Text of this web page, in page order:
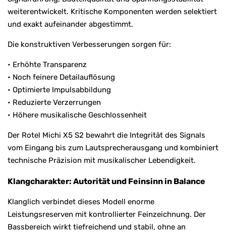
weiterentwickelt. Kritische Komponenten werden selektiert
und exakt aufeinander abgestimmt.
Die konstruktiven Verbesserungen sorgen für:
• Erhöhte Transparenz
• Noch feinere Detailauflösung
• Optimierte Impulsabbildung
• Reduzierte Verzerrungen
• Höhere musikalische Geschlossenheit
Der Rotel Michi X5 S2 bewahrt die Integrität des Signals
vom Eingang bis zum Lautsprecherausgang und kombiniert
technische Präzision mit musikalischer Lebendigkeit.
Klangcharakter: Autorität und Feinsinn in Balance
Klanglich verbindet dieses Modell enorme
Leistungsreserven mit kontrollierter Feinzeichnung. Der
Bassbereich wirkt tiefreichend und stabil, ohne an